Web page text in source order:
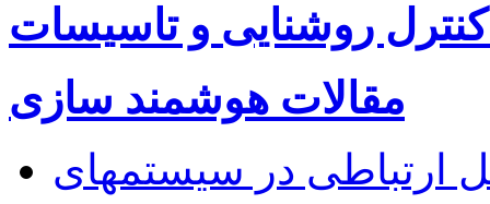
روشنایی و تاسیسات
مقالات هوشمند سازی